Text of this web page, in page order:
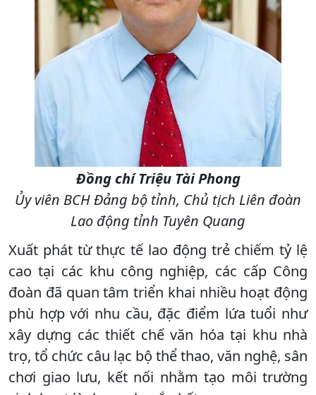
Đồng chí Triệu Tài Phong
Ủy viên BCH Đảng bộ tỉnh, Chủ tịch Liên đoàn
Lao động tỉnh Tuyên Quang
Xuất phát từ thực tế lao động trẻ chiếm tỷ lệ
cao tại các khu công nghiệp, các cấp Công
đoàn đã quan tâm triển khai nhiều hoạt động
phù hợp với nhu cầu, đặc điểm lứa tuổi như
xây dựng các thiết chế văn hóa tại khu nhà
trọ, tổ chức câu lạc bộ thể thao, văn nghệ, sân
chơi giao lưu, kết nối nhằm tạo môi trường